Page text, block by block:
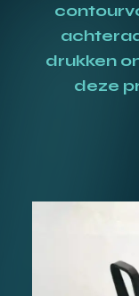
drukken
deze